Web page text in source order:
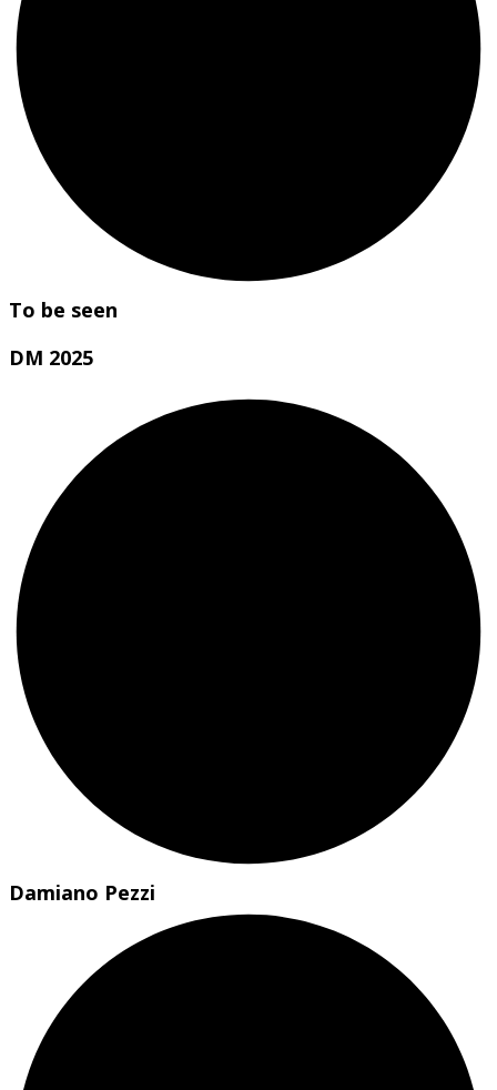
To be seen
DM 2025
Damiano Pezzi